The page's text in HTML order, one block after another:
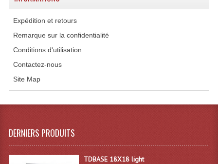
Table Mixages Et Contrôleurs & Consoles
Tables De Mixage DJ
Expédition et retours
Remarque sur la confidentialité
Conditions d'utilisation
Contactez-nous
Site Map
DERNIERS PRODUITS
TDBASE 18X18 light